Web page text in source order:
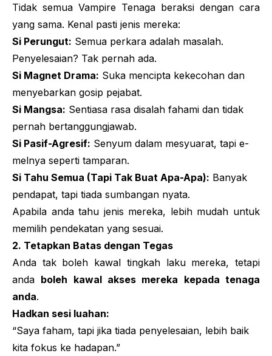
Tidak semua Vampire Tenaga beraksi dengan cara
yang sama. Kenal pasti jenis mereka:
Si Perungut: Semua perkara adalah masalah.
Penyelesaian? Tak pernah ada.
Si Magnet Drama: Suka mencipta kekecohan dan
menyebarkan gosip pejabat.
Si Mangsa: Sentiasa rasa disalah fahami dan tidak
pernah bertanggungjawab.
Si Pasif-Agresif: Senyum dalam mesyuarat, tapi e-
melnya seperti tamparan.
Si Tahu Semua (Tapi Tak Buat Apa-Apa): Banyak
pendapat, tapi tiada sumbangan nyata.
Apabila anda tahu jenis mereka, lebih mudah untuk
memilih pendekatan yang sesuai.
2. Tetapkan Batas dengan Tegas
Anda tak boleh kawal tingkah laku mereka, tetapi
anda boleh kawal akses mereka kepada tenaga
anda.
Hadkan sesi luahan:
“Saya faham, tapi jika tiada penyelesaian, lebih baik
kita fokus ke hadapan.”